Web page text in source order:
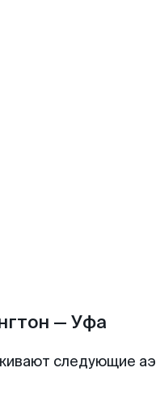
— Уфа
следующие